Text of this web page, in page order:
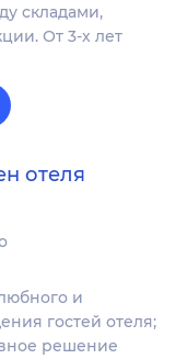
складами,
От 3-х лет
отеля
и
гостей отеля;
решение